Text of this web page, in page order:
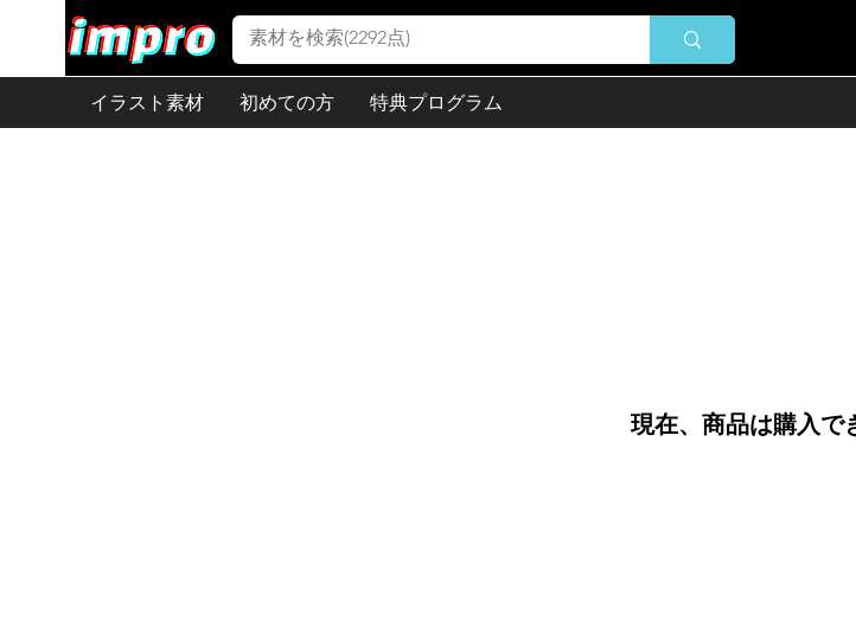
イラスト素材 初めての方 特典プログラム
現在、商品は購入で